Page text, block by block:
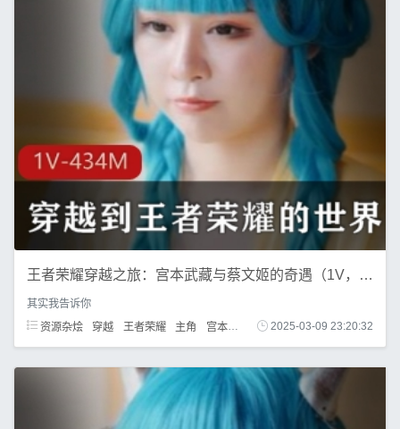
王者荣耀穿越之旅：宫本武藏与蔡文姬的奇遇（1V，434M）
其实我告诉你
资源杂烩
穿越 王者荣耀 主角 宫本武藏 剧毒2025-03-09 23:20:32